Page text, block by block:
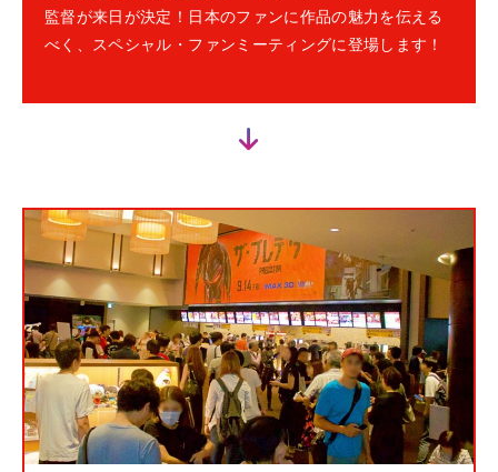
監督が来日が決定！日本のファンに作品の魅力を伝える
べく、スペシャル・ファンミーティングに登場します！